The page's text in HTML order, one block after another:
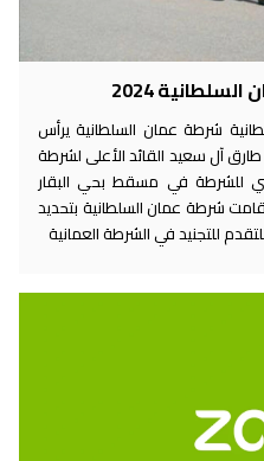
2024
شرطة عمان السلطانية يرأس
آل سعيد القائد الأعلى لشرطة
للشرطة في مسقط بحي البقار
شرطة عمان السلطانية بتحديد
للتجنيد في الشرطة العمانية